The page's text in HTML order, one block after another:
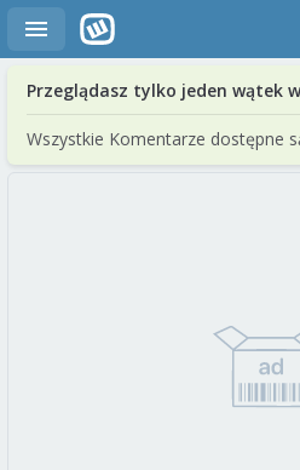
Przeglądasz tylko jeden wątek
Wszystkie Komentarze dostępne